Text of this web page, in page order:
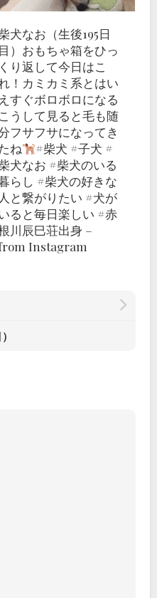
犬なお（生後195日
目）おもちゃ箱をひっ
くり返して今日はこ
！カミカミ系とはい
えすぐボロボロになる
こうして見ると毛も随
フサフサになってき
ね
#柴犬 #子犬 #
犬なお #柴犬のいる
らし #柴犬の好きな
人と繋がりたい #犬が
ると毎日楽しい #赤
川辰巳荘出身 –
Instagram